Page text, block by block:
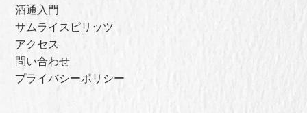
ン
酒通入門
サムライスピリッツ
アクセス
問い合わせ
プライバシーポリシー